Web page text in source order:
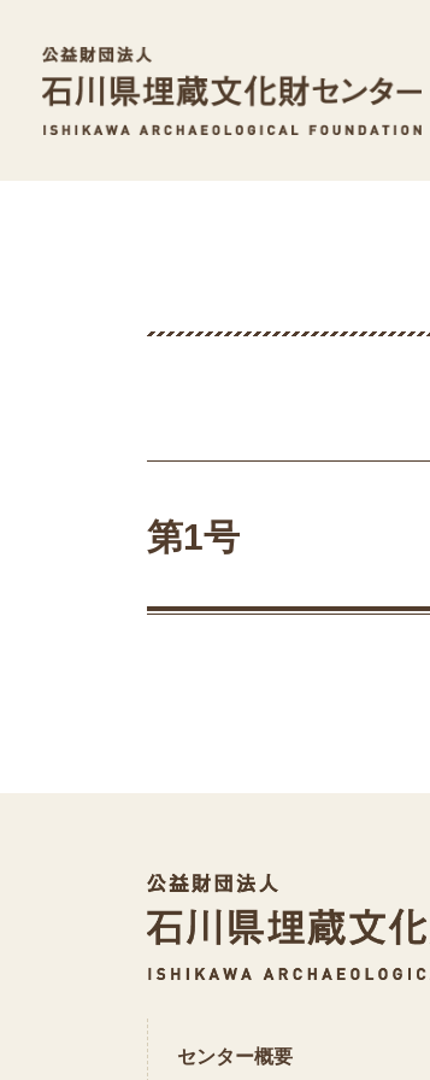
第1号
センター概要